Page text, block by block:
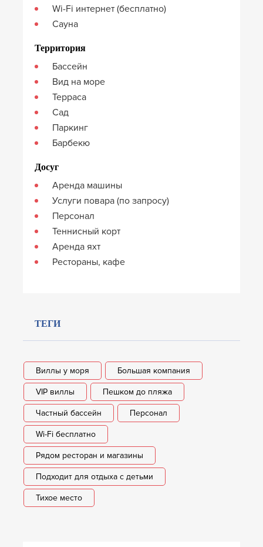
Wi-Fi интернет (бесплатно)
Сауна
Территория
Бассейн
Вид на море
Терраса
Сад
Паркинг
Барбекю
Досуг
Аренда машины
Услуги повара (по запросу)
Персонал
Теннисный корт
Аренда яхт
Рестораны, кафе
ТЕГИ
Виллы у моря Большая компания
VIP виллы Пешком до пляжа
Частный бассейн Персонал
Wi-Fi бесплатно
Рядом ресторан и магазины
Подходит для отдыха с детьми
Тихое место